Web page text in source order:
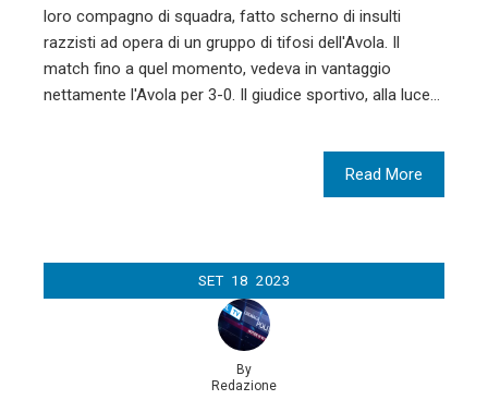
loro compagno di squadra, fatto scherno di insulti
razzisti ad opera di un gruppo di tifosi dell'Avola. Il
match fino a quel momento, vedeva in vantaggio
nettamente l'Avola per 3-0. Il giudice sportivo, alla luce…
Read More
SET 18 2023
By
Redazione